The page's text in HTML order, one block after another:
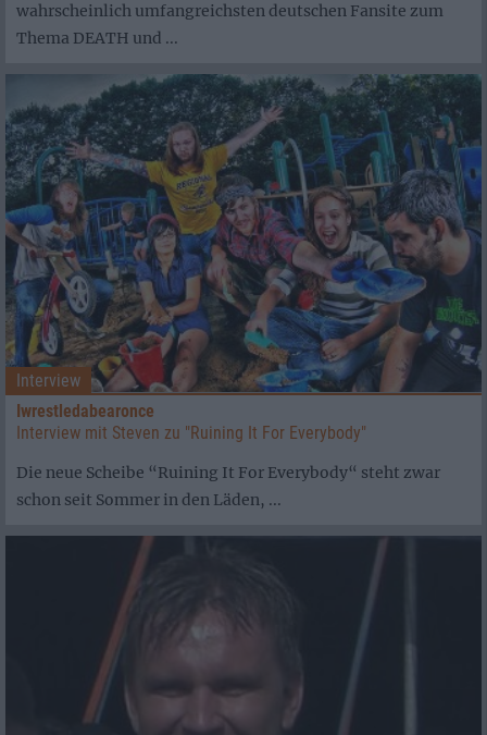
wahrscheinlich umfangreichsten deutschen Fansite zum
Thema DEATH und ...
Interview
Iwrestledabearonce
Interview mit Steven zu "Ruining It For Everybody"
Die neue Scheibe “Ruining It For Everybody“ steht zwar
schon seit Sommer in den Läden, ...